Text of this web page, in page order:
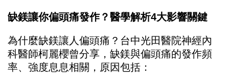
缺鎂讓你偏頭痛發作？醫學解析4大影響關鍵
為什麼缺鎂讓人偏頭痛？台中光田醫院神經內
科醫師柯麗櫻曾分享，缺鎂與偏頭痛的發作頻
率、強度息息相關，原因包括：